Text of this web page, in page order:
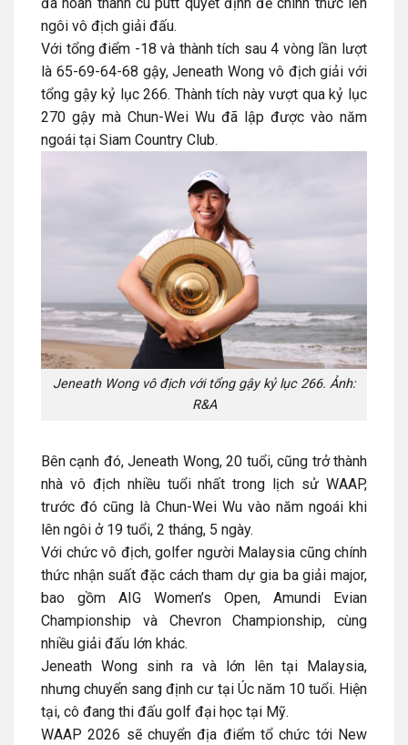
ngôi vô địch giải đấu.
Với tổng điểm -18 và thành tích sau 4 vòng lần lượt
là 65-69-64-68 gậy, Jeneath Wong vô địch giải với
tổng gậy kỷ lục 266. Thành tích này vượt qua kỷ lục
270 gậy mà Chun-Wei Wu đã lập được vào năm
ngoái tại Siam Country Club.
Jeneath Wong vô địch với tổng gậy kỷ lục 266. Ảnh:
R&A
Bên cạnh đó, Jeneath Wong, 20 tuổi, cũng trở thành
nhà vô địch nhiều tuổi nhất trong lịch sử WAAP,
trước đó cũng là Chun-Wei Wu vào năm ngoái khi
lên ngôi ở 19 tuổi, 2 tháng, 5 ngày.
Với chức vô địch, golfer người Malaysia cũng chính
thức nhận suất đặc cách tham dự gia ba giải major,
bao gồm AIG Women’s Open, Amundi Evian
Championship và Chevron Championship, cùng
nhiều giải đấu lớn khác.
Jeneath Wong sinh ra và lớn lên tại Malaysia,
nhưng chuyển sang định cư tại Úc năm 10 tuổi. Hiện
tại, cô đang thi đấu golf đại học tại Mỹ.
WAAP 2026 sẽ chuyển địa điểm tổ chức tới New